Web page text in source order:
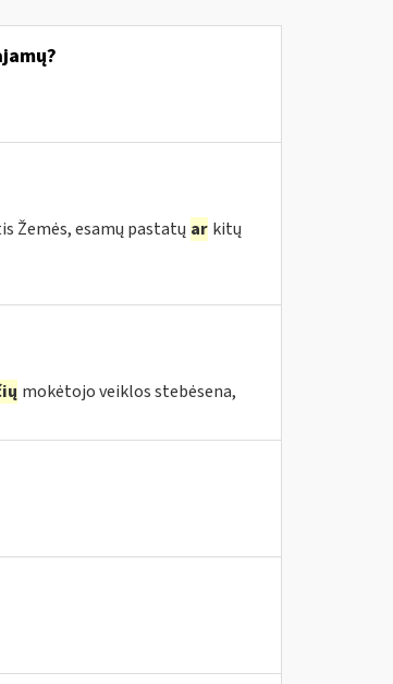
Žemės, esamų pastatų ar kitų
mokėtojo veiklos stebėsena,